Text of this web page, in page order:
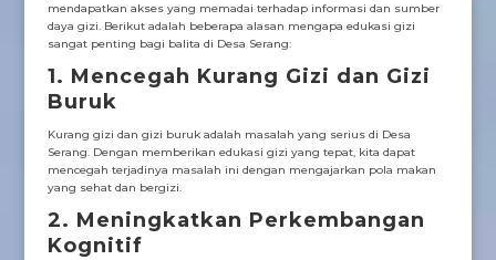
mendapatkan akses yang memadai terhadap informasi dan sumber
daya gizi. Berikut adalah beberapa alasan mengapa edukasi gizi
sangat penting bagi balita di Desa Serang:
1. Mencegah Kurang Gizi dan Gizi
Buruk
Kurang gizi dan gizi buruk adalah masalah yang serius di Desa
Serang. Dengan memberikan edukasi gizi yang tepat, kita dapat
mencegah terjadinya masalah ini dengan mengajarkan pola makan
yang sehat dan bergizi.
2. Meningkatkan Perkembangan
Kognitif